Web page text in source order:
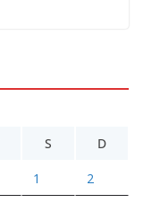
S D
1 2